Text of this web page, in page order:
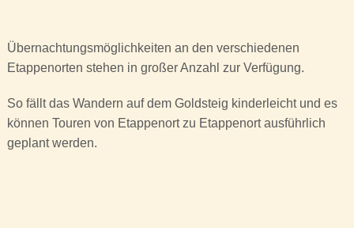
Übernachtungsmöglichkeiten an den verschiedenen
Etappenorten stehen in großer Anzahl zur Verfügung.
So fällt das Wandern auf dem Goldsteig kinderleicht und es
können Touren von Etappenort zu Etappenort ausführlich
geplant werden.